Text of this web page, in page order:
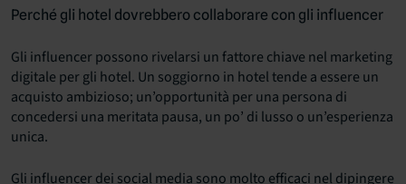
Perché gli hotel dovrebbero collaborare con gli influencer
Gli influencer possono rivelarsi un fattore chiave nel marketing
digitale per gli hotel. Un soggiorno in hotel tende a essere un
acquisto ambizioso; un’opportunità per una persona di
concedersi una meritata pausa, un po’ di lusso o un’esperienza
unica.
Gli influencer dei social media sono molto efficaci nel dipingere